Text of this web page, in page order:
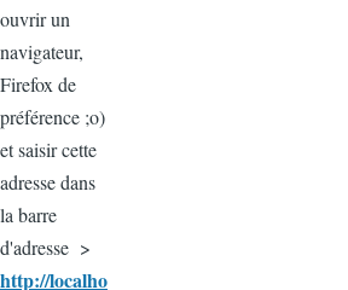
ouvrir un
navigateur,
Firefox de
préférence ;o)
et saisir cette
adresse dans
la barre
d'adresse >
http://localho